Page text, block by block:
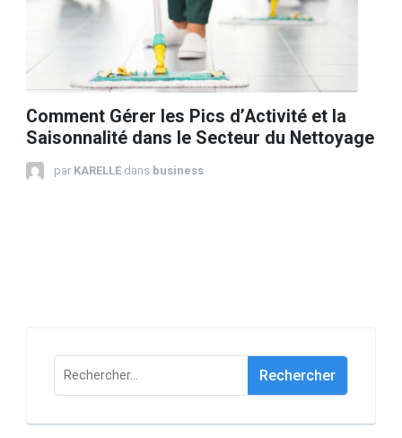
Comment Gérer les Pics d’Activité et la
Saisonnalité dans le Secteur du Nettoyage
par KARELLE dans business
Rechercher :